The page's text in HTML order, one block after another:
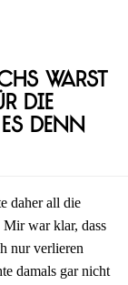
warst
die
denn
daher all die
Mir war klar, dass
nur verlieren
damals gar nicht